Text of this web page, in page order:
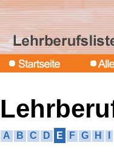
A B C D E F G H